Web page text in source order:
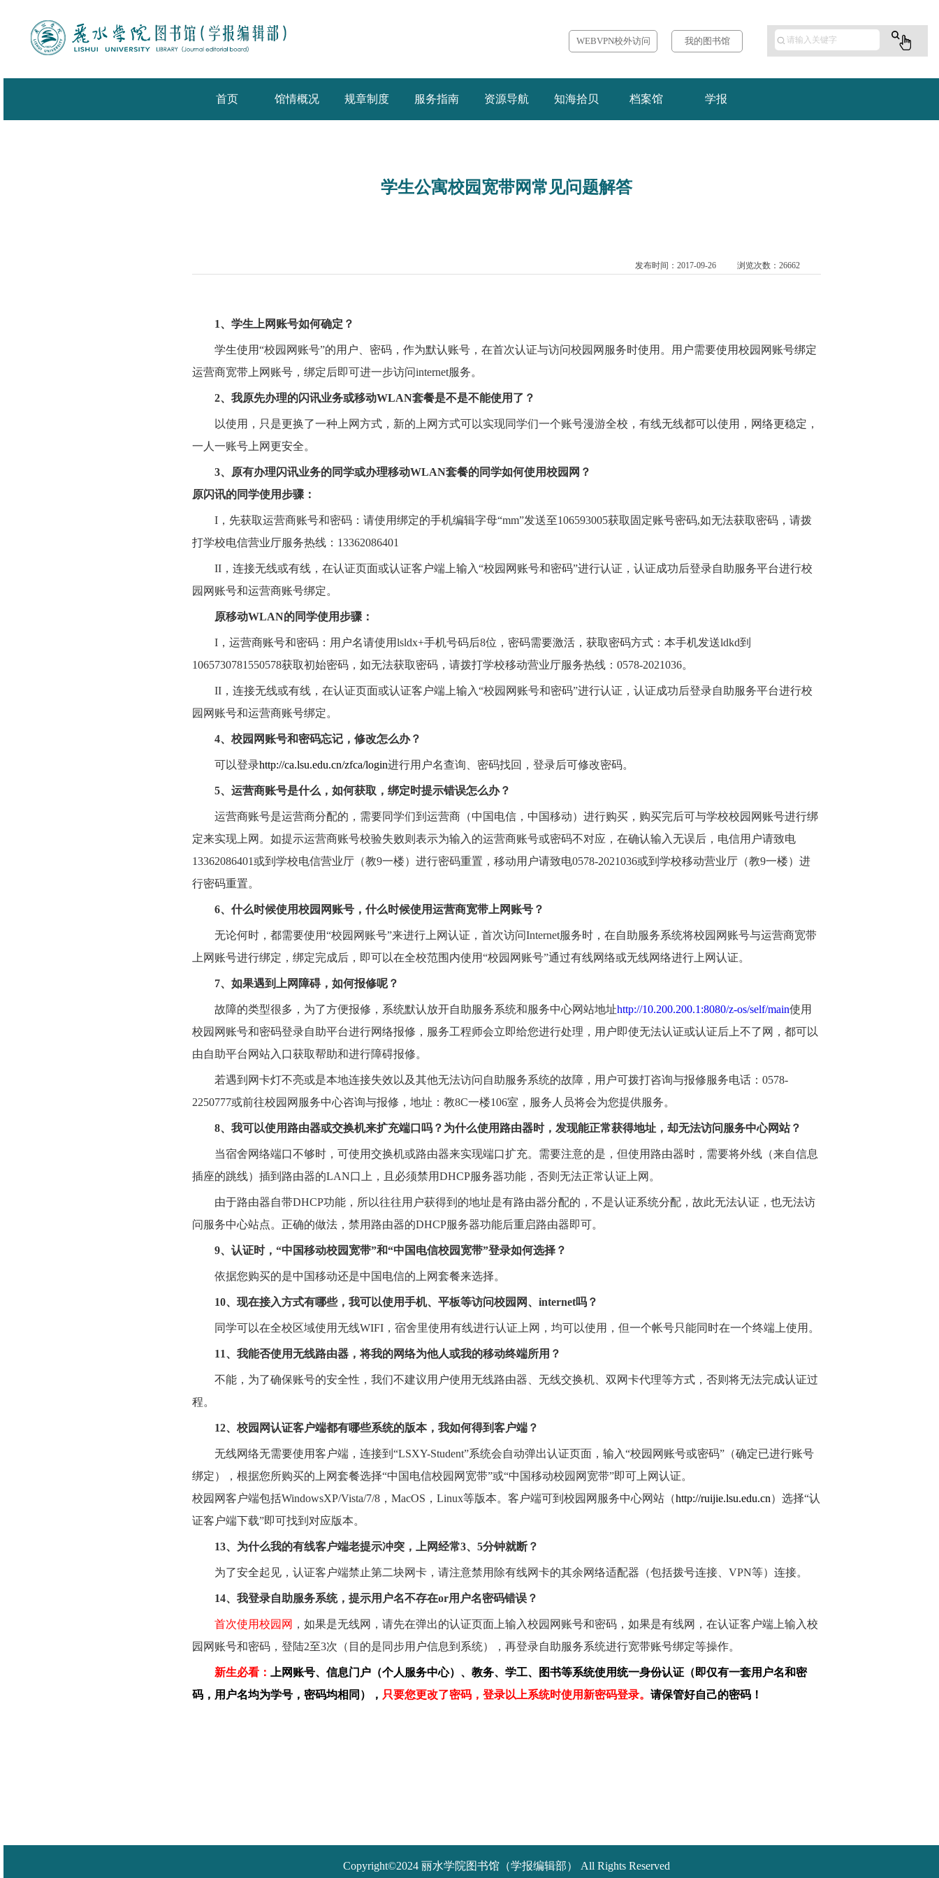
WEBVPN校外访问 我的图书馆
首页 馆情概况 规章制度 服务指南 资源导航 知海拾贝 档案馆 学报
学生公寓校园宽带网常见问题解答
发布时间：2017-09-26 浏览次数： 26662
1、学生上网账号如何确定？
学生使用“校园网账号”的用户、密码，作为默认账号，在首次认证与访问校园网服务时使用。用户需要使用校园网账号绑定
运营商宽带上网账号，绑定后即可进一步访问internet服务。
2、我原先办理的闪讯业务或移动WLAN套餐是不是不能使用了？
以使用，只是更换了一种上网方式，新的上网方式可以实现同学们一个账号漫游全校，有线无线都可以使用，网络更稳定，
一人一账号上网更安全。
3、原有办理闪讯业务的同学或办理移动WLAN套餐的同学如何使用校园网？
原闪讯的同学使用步骤：
I ，先获取运营商账号和密码：请使用绑定的手机编辑字母“mm”发送至106593005获取固定账号密码,如无法获取密码，请拨
打学校电信营业厅服务热线： 13362086401
II ，连接无线或有线，在认证页面或认证客户端上输入“校园网账号和密码”进行认证，认证成功后登录自助服务平台进行校
园网账号和运营商账号绑定。
原移动WLAN的同学使用步骤：
I ，运营商账号和密码：用户名请使用lsldx+手机号码后8位，密码需要激活，获取密码方式：本手机发送ldkd到
1065730781550578获取初始密码，如无法获取密码，请拨打学校移动营业厅服务热线： 0578-2021036。
II ，连接无线或有线，在认证页面或认证客户端上输入“校园网账号和密码”进行认证，认证成功后登录自助服务平台进行校
园网账号和运营商账号绑定。
4、校园网账号和密码忘记，修改怎么办？
可以登录http://ca.lsu.edu.cn/zfca/login进行用户名查询、密码找回，登录后可修改密码。
5、运营商账号是什么，如何获取，绑定时提示错误怎么办？
运营商账号是运营商分配的，需要同学们到运营商（中国电信，中国移动）进行购买，购买完后可与学校校园网账号进行绑
定来实现上网。如提示运营商账号校验失败则表示为输入的运营商账号或密码不对应，在确认输入无误后，电信用户请致电
13362086401或到学校电信营业厅（教9一楼）进行密码重置，移动用户请致电0578-2021036或到学校移动营业厅（教9一楼）进
行密码重置。
6、什么时候使用校园网账号，什么时候使用运营商宽带上网账号？
无论何时，都需要使用“校园网账号”来进行上网认证，首次访问Internet服务时，在自助服务系统将校园网账号与运营商宽带
上网账号进行绑定，绑定完成后，即可以在全校范围内使用“校园网账号”通过有线网络或无线网络进行上网认证。
7、如果遇到上网障碍，如何报修呢？
故障的类型很多，为了方便报修，系统默认放开自助服务系统和服务中心网站地址http://10.200.200.1:8080/z-os/self/main使用
校园网账号和密码登录自助平台进行网络报修，服务工程师会立即给您进行处理，用户即使无法认证或认证后上不了网，都可以
由自助平台网站入口获取帮助和进行障碍报修。
若遇到网卡灯不亮或是本地连接失效以及其他无法访问自助服务系统的故障，用户可拨打咨询与报修服务电话： 0578-
2250777或前往校园网服务中心咨询与报修，地址：教8C一楼106室 ，服务人员将会为您提供服务。
8、我可以使用路由器或交换机来扩充端口吗？为什么使用路由器时，发现能正常获得地址，却无法访问服务中心网站？
当宿舍网络端口不够时，可使用交换机或路由器来实现端口扩充。需要注意的是，但使用路由器时，需要将外线（来自信息
插座的跳线）插到路由器的LAN口上，且必须禁用DHCP服务器功能，否则无法正常认证上网。
由于路由器自带DHCP功能，所以往往用户获得到的地址是有路由器分配的，不是认证系统分配，故此无法认证，也无法访
问服务中心站点。正确的做法，禁用路由器的DHCP服务器功能后重启路由器即可。
9、认证时， “中国移动校园宽带”和“中国电信校园宽带”登录如何选择？
依据您购买的是中国移动还是中国电信的上网套餐来选择。
10、现在接入方式有哪些，我可以使用手机、平板等访问校园网、 internet吗？
同学可以在全校区域使用无线WIFI ，宿舍里使用有线进行认证上网，均可以使用，但一个帐号只能同时在一个终端上使用。
11、我能否使用无线路由器，将我的网络为他人或我的移动终端所用？
不能，为了确保账号的安全性，我们不建议用户使用无线路由器、无线交换机、双网卡代理等方式，否则将无法完成认证过
程。
12、校园网认证客户端都有哪些系统的版本，我如何得到客户端？
无线网络无需要使用客户端，连接到 “LSXY-Student”系统会自动弹出认证页面，输入“校园网账号或密码” （确定已进行账号
绑定），根据您所购买的上网套餐选择“中国电信校园网宽带”或“中国移动校园网宽带”即可上网认证。
校园网客户端包括WindowsXP/Vista/7/8 ， MacOS ， Linux等版本。客户端可到校园网服务中心网站（http://ruijie.lsu.edu.cn）选择“认
证客户端下载”即可找到对应版本。
13、为什么我的有线客户端老提示冲突，上网经常3、 5分钟就断？
为了安全起见，认证客户端禁止第二块网卡，请注意禁用除有线网卡的其余网络适配器（包括拨号连接、 VPN等）连接。
14、我登录自助服务系统，提示用户名不存在or用户名密码错误？
首次使用校园网 ，如果是无线网，请先在弹出的认证页面上输入校园网账号和密码，如果是有线网，在认证客户端上输入校
园网账号和密码，登陆2至3次（目的是同步用户信息到系统），再登录自助服务系统进行宽带账号绑定等操作。
新生必看：
上网账号、信息门户（个人服务中心）、教务、学工、图书等系统使用统一身份认证（即仅有一套用户名和密
码，用户名均为学号，密码均相同）， 只要您更改了密码，登录以上系统时使用新密码登录。 请保管好自己的密码！
Copyright©2024 丽水学院图书馆（学报编辑部） All Rights Reserved